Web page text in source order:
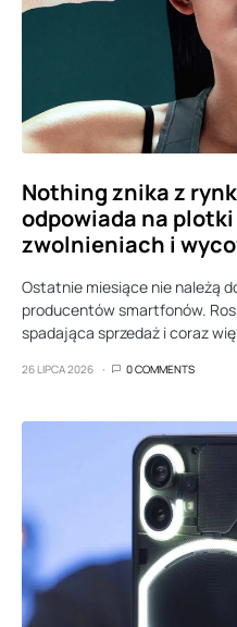
Nothing znika z
odpowiada na
zwolnieniach i
Ostatnie miesiące nie należą
producentów smartfonów.
spadająca sprzedaż i coraz
26 LIPCA 2026 0 COMMENTS